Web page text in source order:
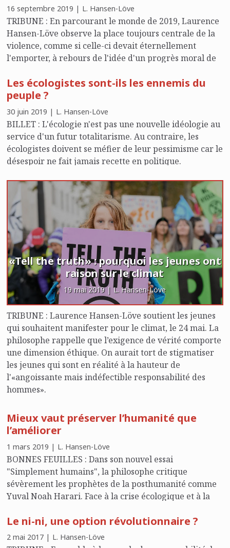
16 septembre 2019 | L. Hansen-Löve
TRIBUNE : En parcourant le monde de 2019, Laurence
Hansen-Löve observe la place toujours centrale de la
violence, comme si celle-ci devait éternellement
l'emporter, à rebours de l'idée d'un progrès moral de
Les écologistes sont-ils les ennemis du
peuple ?
30 juin 2019 | L. Hansen-Löve
BILLET : L'écologie n'est pas une nouvelle idéologie au
service d'un futur totalitarisme. Au contraire, les
écologistes doivent se méfier de leur pessimisme car le
désespoir ne fait jamais recette en politique.
«Tell the truth» : pourquoi les jeunes ont
raison sur le climat
19 mai 2019 | L. Hansen-Löve
TRIBUNE : Laurence Hansen-Löve soutient les jeunes
qui souhaitent manifester pour le climat, le 24 mai. La
philosophe rappelle que l’exigence de vérité comporte
une dimension éthique. On aurait tort de stigmatiser
les jeunes qui sont en réalité à la hauteur de
l'«angoissante mais indéfectible responsabilité des
hommes».
Mieux vaut préserver l’humanité que
l’améliorer
1 mars 2019 | L. Hansen-Löve
BONNES FEUILLES : Dans son nouvel essai
"Simplement humains", la philosophe critique
sévèrement les prophètes de la posthumanité comme
Yuval Noah Harari. Face à la crise écologique et à la
responsabilité partagée qui prenne en compte le
risque tragique de franchir en matière de catastrophe
le seuil de l'inéluctable.
Le ni-ni, une option révolutionnaire ?
2 mai 2017 | L. Hansen-Löve